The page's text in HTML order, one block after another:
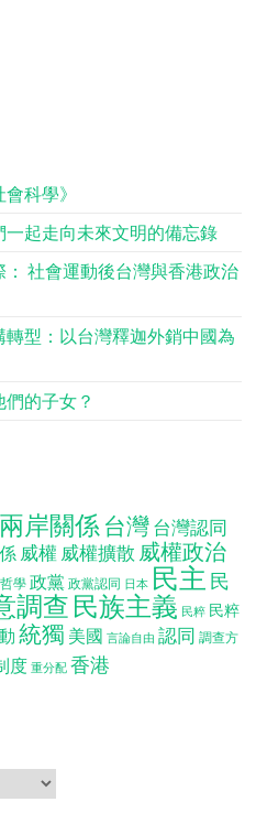
科學》
一起走向未來文明的備忘錄
社會運動後台灣與香港政治
型：以台灣釋迦外銷中國為
的子女？
兩岸關係 台灣台灣認同
威權 威權擴散 威權政治
學 政黨 政黨認同 日本 民主 民
調查 民族主義 民粹 民粹
統獨 美國 言論自由 認同 調查方
度 重分配 香港